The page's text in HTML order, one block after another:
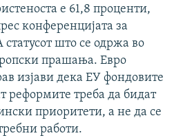
е 61,8 проценти,
конференцијата за
што се одржа во
прашања. Евро
изјави дека ЕУ фондовите
реформите треба да бидат
приоритети, а не да се
работи.